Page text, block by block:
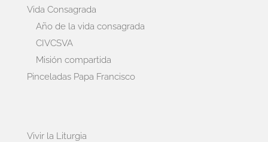
Vida Consagrada
Año de la vida consagrada
CIVCSVA
Misión compartida
Pinceladas Papa Francisco
Vivir la Liturgia